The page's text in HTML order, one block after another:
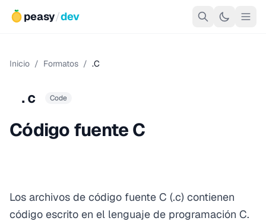
peasy/dev
Inicio / Formatos / .C
.c Code
Código fuente C
Los archivos de código fuente C (.c) contienen
código escrito en el lenguaje de programación C.